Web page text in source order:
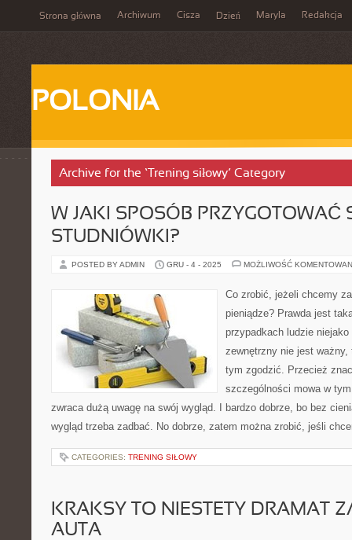
Strona główna Archiwum Cisza Dzień Maryla Redakcja
POLONIA
Archive for the ‘Trening siłowy’ Category
W JAKI SPOSÓB PRZYGOTOWAĆ
STUDNIÓWKI?
POSTED BY ADMIN GRU - 4 - 2025 MOŻLIWOŚĆ
Co zrobić, jeżeli chcemy
pieniądze? Prawda jest
przypadkach ludzie
zewnętrzny nie jest
tym zgodzić. Przecież
szczególności mowa w
zwraca dużą uwagę na swój wygląd. I bardzo dobrze, bo bez
wygląd trzeba zadbać. No dobrze, zatem można zrobić, jeśli
CATEGORIES: TRENING SIŁOWY
KRAKSY TO NIESTETY DRAMAT
AUTA